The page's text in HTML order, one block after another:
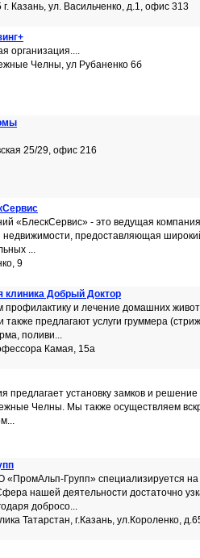
Казань, ул. Васильченко, д.1, офис 313
организация....
Челны, ул Рубаненко 6б
25/29, офис 216
«БлескСервис» - это ведущая
предоставляющая
...
9
клиника Добрый Доктор
профилактику и лечение домашних
также предлагают услуги груммера
поливи...
Камая, 15а
предлагает установку замков и решение
Челны. Мы также осуществляем
«ПромАльп-Групп» специализируется
нашей деятельности достаточно
добросо...
Татарстан, г.Казань, ул.Короленко,